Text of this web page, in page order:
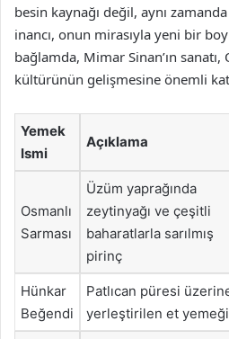
besin kaynağı değil, aynı
inancı, onun mirasıyla yeni bir
bağlamda, Mimar Sinan’ın
kültürünün gelişmesine önemli
Yemek
Ismi
Açıklama
Osmanlı
Sarması
Üzüm yaprağında
zeytinyağı ve çeşitli
baharatlarla sarılmış
pirinç
Hünkar
Beğendi
Patlıcan püresi
yerleştirilen et yemeği